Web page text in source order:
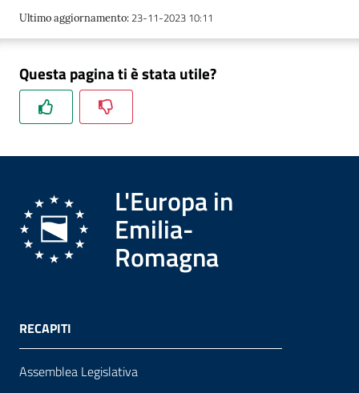
Ultimo aggiornamento: 23-11-2023 10:11
Questa pagina ti è stata utile?
L'Europa in
Emilia-
Romagna
RECAPITI
Assemblea Legislativa